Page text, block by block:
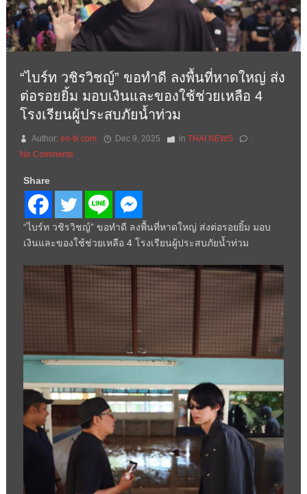
“ไบร์ท วชิรวิชญ์” ขอทำดี ลงพื้นที่หาดใหญ่ ส่ง
ต่อรอยยิ้ม มอบเงินและของใช้ช่วยเหลือ 4
โรงเรียนผู้ประสบภัยน้ำท่วม
Author: en-tk.com Dec 9, 2025 in THAI NEWS
No Comments
Share
“ไบร์ท วชิรวิชญ์” ขอทำดี ลงพื้นที่หาดใหญ่ ส่งต่อรอยยิ้ม มอบ
เงินและของใช้ช่วยเหลือ 4 โรงเรียนผู้ประสบภัยน้ำท่วม